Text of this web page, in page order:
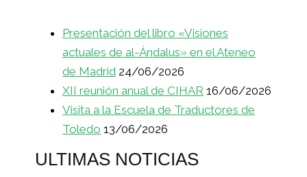
Presentación del libro «Visiones
actuales de al-Ándalus» en el Ateneo
de Madrid 24/06/2026
XII reunión anual de CIHAR 16/06/2026
Visita a la Escuela de Traductores de
Toledo 13/06/2026
ULTIMAS NOTICIAS